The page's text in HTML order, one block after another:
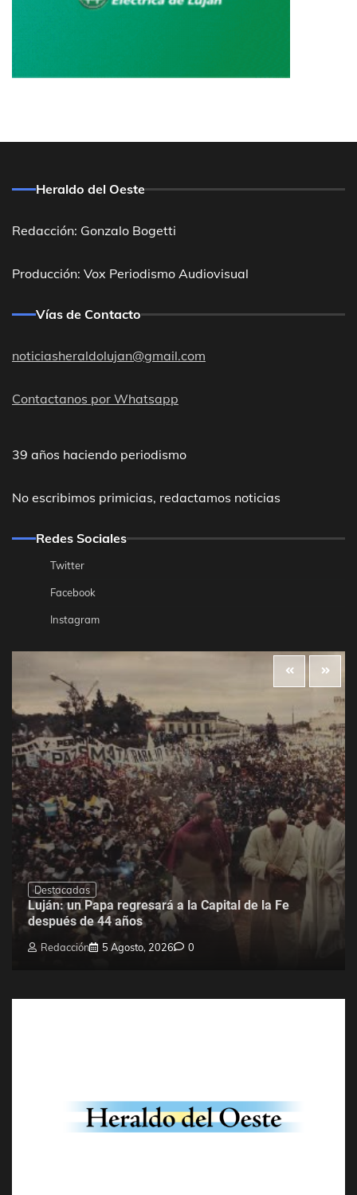
Heraldo del Oeste
Redacción: Gonzalo Bogetti
Producción: Vox Periodismo Audiovisual
Vías de Contacto
noticiasheraldolujan@gmail.com
Contactanos por Whatsapp
39 años haciendo periodismo
No escribimos primicias, redactamos noticias
Redes Sociales
Twitter
Facebook
Instagram
Destacadas
Luján: un Papa regresará a la Capital de la Fe
después de 44 años
Redacción 5 Agosto, 2026 0